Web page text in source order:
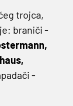
trojca,
braniči -
-